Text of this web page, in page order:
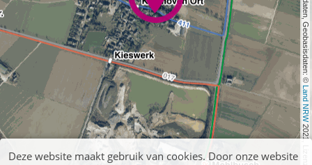
, Kartendaten, Geobasisdaten: ©
Land NRW
2021, Lizenz
Deze website maakt gebruik van cookies. Door onze website